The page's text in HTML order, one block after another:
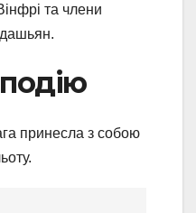
та члени
принесла з собою